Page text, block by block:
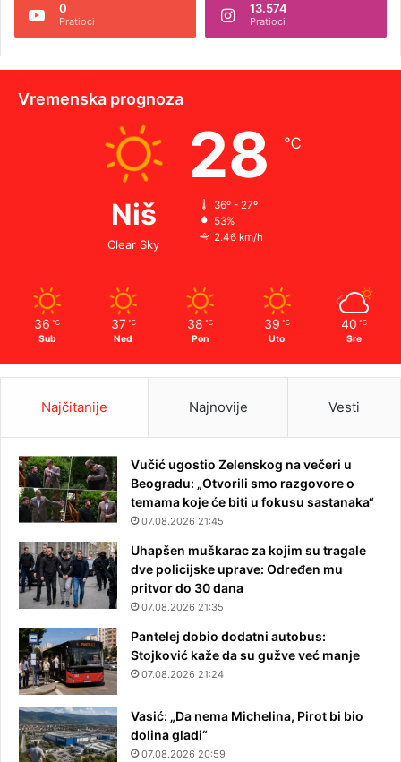
0
Pratioci
13.574
Pratioci
Vremenska prognoza
Niš
Clear Sky
28 ℃
36º - 27º
53%
2.46 km/h
36 ℃
Sub
37 ℃
Ned
38 ℃
Pon
39 ℃
Uto
40 ℃
Sre
Najčitanije Najnovije Vesti
Vučić ugostio Zelenskog na večeri u
Beogradu: „Otvorili smo razgovore o
temama koje će biti u fokusu sastanaka“
07.08.2026 21:45
Uhapšen muškarac za kojim su tragale
dve policijske uprave: Određen mu
pritvor do 30 dana
07.08.2026 21:35
Pantelej dobio dodatni autobus:
Stojković kaže da su gužve već manje
07.08.2026 21:24
Vasić: „Da nema Michelina, Pirot bi bio
dolina gladi“
07.08.2026 20:59